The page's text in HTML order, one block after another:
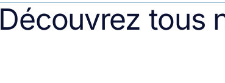
Découvrez tous